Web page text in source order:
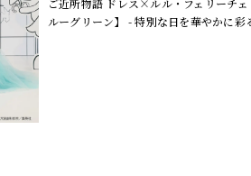
ご近所物語 ドレス×ルル・フェリーチ
ルーグリーン】 - 特別な日を華やかに彩